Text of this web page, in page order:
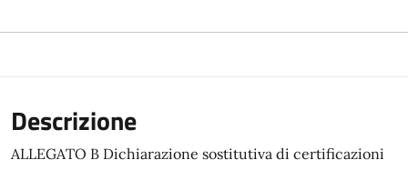
Descrizione
ALLEGATO B Dichiarazione sostitutiva di certificazioni